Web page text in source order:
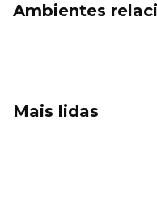
Ambientes
Mais lidas